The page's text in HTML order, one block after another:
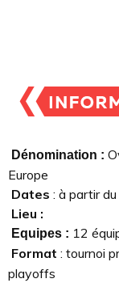
Dénomination :
Europe
Dates : à partir
Lieu :
Equipes : 12
Format : tournoi
playoffs